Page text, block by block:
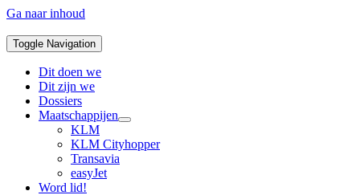
Ga naar inhoud
Toggle Navigation
Dit doen we
Dit zijn we
Dossiers
Maatschappijen
KLM
KLM Cityhopper
Transavia
easyJet
Word lid!